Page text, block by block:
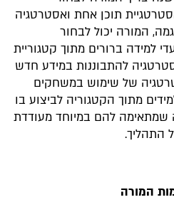
תוכן אחת ואסטרטגיה
המורה יכול לבחור
למידה ברורים מתוך קטגוריית
להתבוננות במידע חדש
של שימוש במשחקים
מתוך הקטגוריה לביצוע בו
שמתאימה להם במיוחד מעודדת
התהליך.